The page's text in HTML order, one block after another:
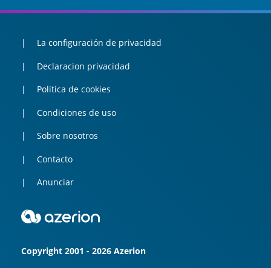
La configuración de privacidad
Declaracion privacidad
Politica de cookies
Condiciones de uso
Sobre nosotros
Contacto
Anunciar
Copyright 2001 - 2026 Azerion